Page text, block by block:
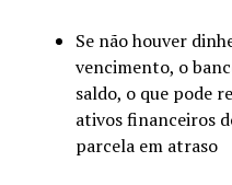
Se não houver
vencimento, o
saldo, o que pode
ativos financeiros
parcela em atraso